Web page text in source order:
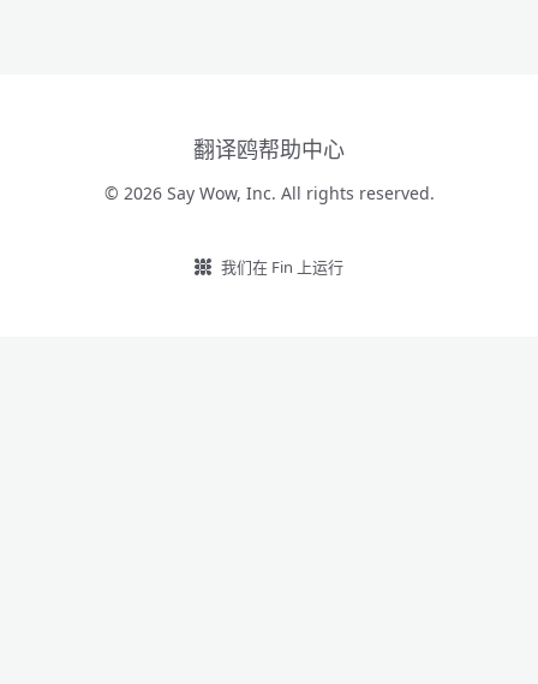
翻译鸥帮助中心
© 2026 Say Wow, Inc. All rights reserved.
我们在 Fin 上运行